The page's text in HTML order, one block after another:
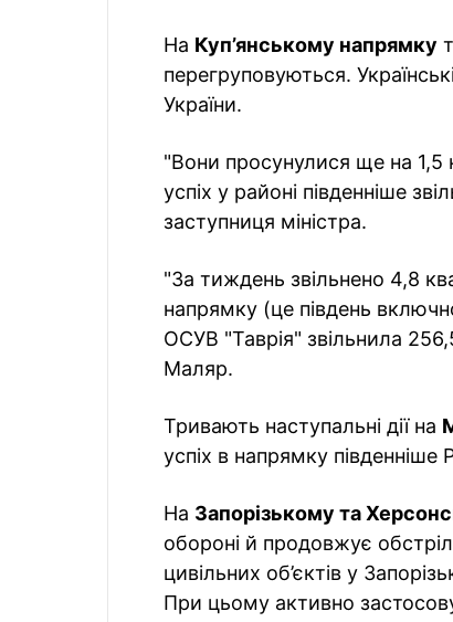
На Куп’янському напрямку
перегруповуються.
України.
"Вони просунулися ще на 1,5
успіх у районі південніше
заступниця міністра.
"За тиждень звільнено 4,8
напрямку (це південь
ОСУВ "Таврія" звільнила
Маляр.
Тривають наступальні дії на
успіх в напрямку південніше
На Запорізькому та
обороні й продовжує
цивільних об’єктів у
При цьому активно